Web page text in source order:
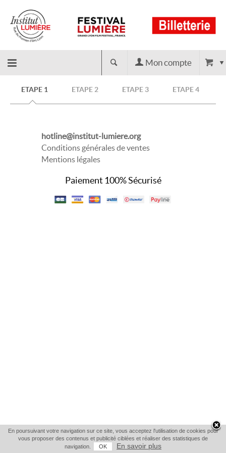
Retour
Mon compte
ETAPE 1 ETAPE 2 ETAPE 3 ETAPE 4
hotline@institut-lumiere.org
Conditions générales de ventes
Mentions légales
Paiement 100% Sécurisé
En poursuivant votre navigation sur ce site, vous acceptez l'utilisation de cookies pour
vous proposer des contenus et publicité ciblées et réaliser des statistiques de
navigation.
OK En savoir plus